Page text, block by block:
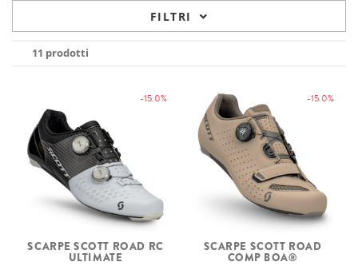
FILTRI
11 prodotti
-15.0%
SCARPE SCOTT ROAD RC
ULTIMATE
-15.0%
SCARPE SCOTT ROAD
COMP BOA®